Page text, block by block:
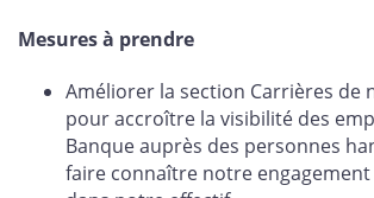
Mesures à prendre
Améliorer la section Carrières de
pour accroître la visibilité des
Banque auprès des personnes
faire connaître notre